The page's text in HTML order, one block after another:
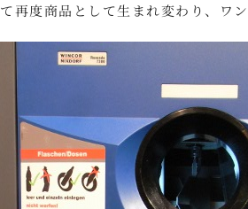
再度商品として生まれ変わり、ワ